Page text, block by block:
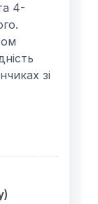
4-
зі